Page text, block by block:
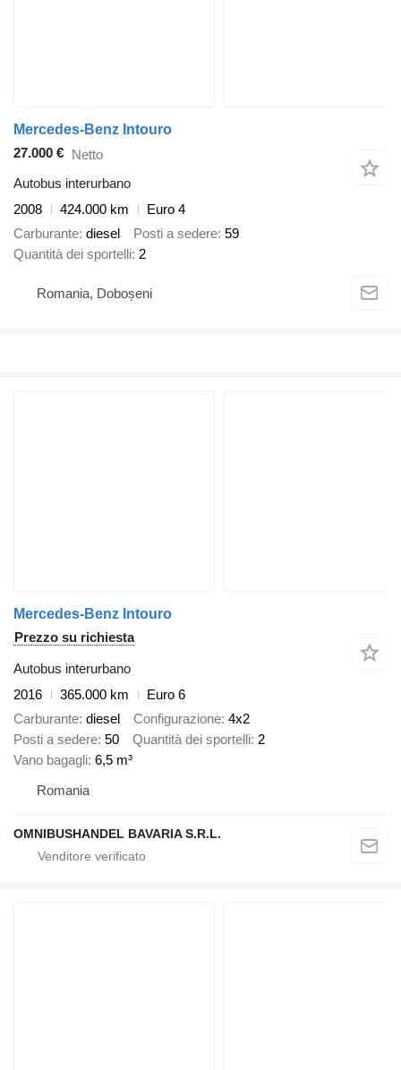
Mercedes-Benz Intouro
27.000 € Netto
Autobus interurbano
2008
424.000 km
Euro 4
Carburante diesel Posti a sedere 59
Quantità dei sportelli 2
Romania, Doboșeni
Mercedes-Benz Intouro
Prezzo su richiesta
Autobus interurbano
2016
365.000 km
Euro 6
Carburante diesel Configurazione 4x2
Posti a sedere 50 Quantità dei sportelli 2
Vano bagagli 6,5 m³
Romania
OMNIBUSHANDEL BAVARIA S.R.L.